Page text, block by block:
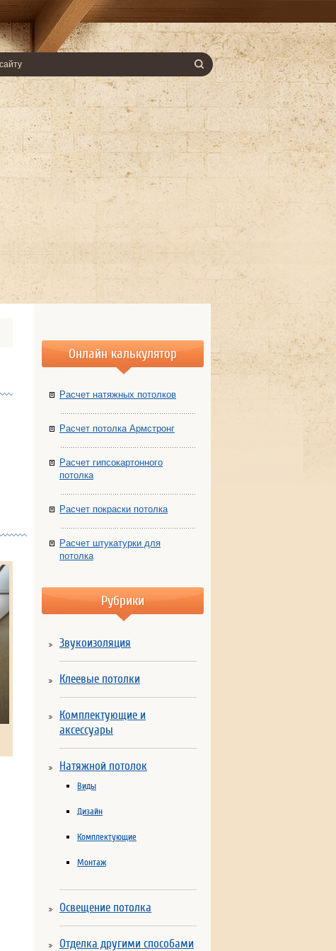
Онлайн калькулятор
Расчет натяжных потолков
Расчет потолка Армстронг
Расчет гипсокартонного
потолка
Расчет покраски потолка
Расчет штукатурки для
потолка
Рубрики
Звукоизоляция
Клеевые потолки
Комплектующие и
аксессуары
Натяжной потолок
Виды
Дизайн
Комплектующие
Монтаж
Освещение потолка
Отделка другими способами